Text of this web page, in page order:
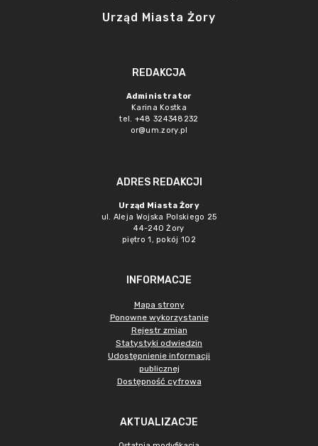
Urząd Miasta Żory
REDAKCJA
Administrator
Karina Kostka
tel. +48 324348232
or@um.zory.pl
ADRES REDAKCJI
Urząd Miasta Żory
ul. Aleja Wojska Polskiego 25
44-240 Żory
piętro 1, pokój 102
INFORMACJE
Mapa strony
Ponowne wykorzystanie
Rejestr zmian
Statystyki odwiedzin
Udostępnienie informacji
publicznej
Dostępność cyfrowa
AKTUALIZACJE